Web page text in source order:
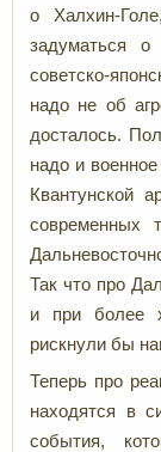
о Халхин-
задуматься
советско-
надо не об
досталось.
надо и
Квантунской
современных
Так что про
и при более
рискнули бы
Теперь про
находятся в
события,